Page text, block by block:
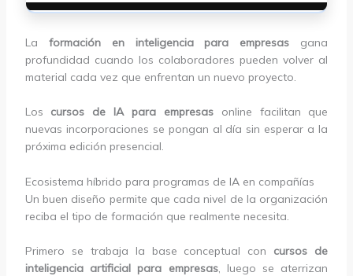
La formación en inteligencia para empresas gana
profundidad cuando los colaboradores pueden volver al
material cada vez que enfrentan un nuevo proyecto.
Los cursos de IA para empresasonline facilitan que
nuevas incorporaciones se pongan al día sin esperar a la
próxima edición presencial.
Ecosistema híbrido para programas de IA en compañías
Un buen diseño permite que cada nivel de la organización
reciba el tipo de formación que realmente necesita.
Primero se trabaja la base conceptual con cursos de
inteligencia artificial para empresas, luego se aterrizan